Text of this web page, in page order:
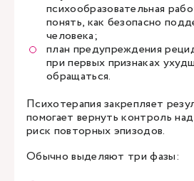
психообразовательная
понять, как безопасно
человека;
план предупреждения
при первых признаках
обращаться.
Психотерапия закрепляет
помогает вернуть контроль
риск повторных эпизодов.
Обычно выделяют три фазы: